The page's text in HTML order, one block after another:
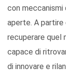
con meccanismi
aperte. A
recuperare quel
capace di
di innovare e